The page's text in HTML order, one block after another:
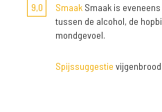
9,0 Smaak Smaak is
tussen de alcohol, de
mondgevoel.
Spijssuggestie vijgenbrood